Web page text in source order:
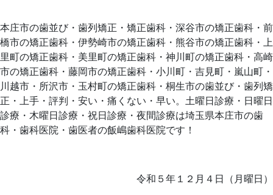
本庄市の歯並び・歯列矯正・矯正歯科・深谷市の矯正歯科・前
橋市の矯正歯科・伊勢崎市の矯正歯科・熊谷市の矯正歯科・上
里町の矯正歯科・美里町の矯正歯科・神川町の矯正歯科・高崎
市の矯正歯科・藤岡市の矯正歯科・小川町・吉見町・嵐山町・
川越市・所沢市・玉村町の矯正歯科・桐生市の歯並び・歯列矯
正・上手・評判・安い・痛くない・早い。土曜日診療・日曜日
診療・木曜日診療・祝日診療・夜間診療は埼玉県本庄市の歯
科・歯科医院・歯医者の飯嶋歯科医院です！
令和５年１２月４日（月曜日）